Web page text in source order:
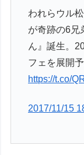
われらウル
が奇跡の6兄
ん』誕生。
フェを展開
https://t.co/
2017/11/15